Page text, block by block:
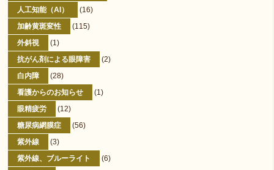
人工知能（AI）
(16)
加齢黄斑変性
(115)
外斜視
(1)
抗がん剤による眼障害
(2)
白内障
(28)
看護からのお知らせ
(1)
眼精疲労
(12)
糖尿病網膜症
(56)
紫外線
(3)
紫外線、ブルーライト
(6)